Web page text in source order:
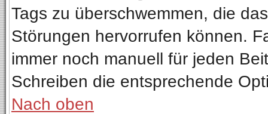
Tags zu überschwemmen, die
Störungen hervorrufen können.
immer noch manuell für jeden
Schreiben die entsprechende
Nach oben